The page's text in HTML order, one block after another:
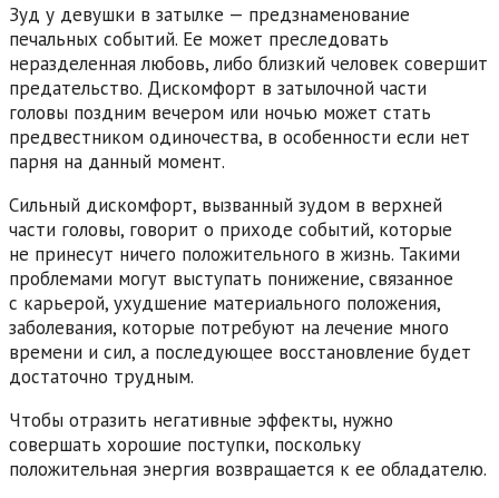
Зуд у девушки в затылке — предзнаменование
печальных событий. Ее может преследовать
неразделенная любовь, либо близкий человек совершит
предательство. Дискомфорт в затылочной части
головы поздним вечером или ночью может стать
предвестником одиночества, в особенности если нет
парня на данный момент.
Сильный дискомфорт, вызванный зудом в верхней
части головы, говорит о приходе событий, которые
не принесут ничего положительного в жизнь. Такими
проблемами могут выступать понижение, связанное
с карьерой, ухудшение материального положения,
заболевания, которые потребуют на лечение много
времени и сил, а последующее восстановление будет
достаточно трудным.
Чтобы отразить негативные эффекты, нужно
совершать хорошие поступки, поскольку
положительная энергия возвращается к ее обладателю.